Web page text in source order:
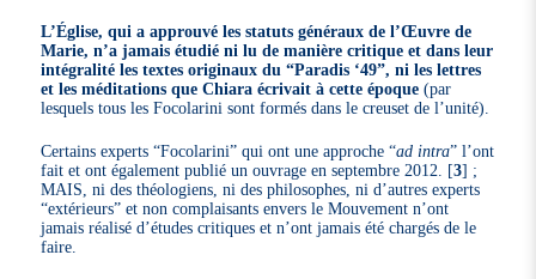
L’Église, qui a approuvé les statuts généraux de l’Œuvre de
Marie, n’a jamais étudié ni lu de manière critique et dans leur
intégralité les textes originaux du “Paradis ‘49”, ni les lettres
et les méditations que Chiara écrivait à cette époque (par
lesquels tous les Focolarini sont formés dans le creuset de l’unité).
Certains experts “Focolarini” qui ont une approche “ad intra” l’ont
fait et ont également publié un ouvrage en septembre 2012. [3] ;
MAIS, ni des théologiens, ni des philosophes, ni d’autres experts
“extérieurs” et non complaisants envers le Mouvement n’ont
jamais réalisé d’études critiques et n’ont jamais été chargés de le
faire.